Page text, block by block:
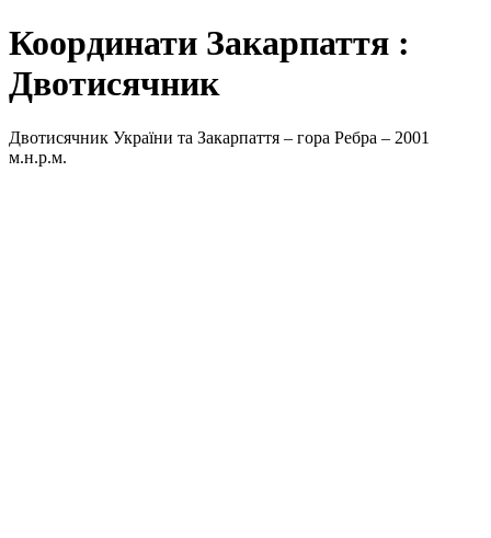
Координати Закарпаття :
Двотисячник
Двотисячник України та Закарпаття – гора Ребра – 2001
м.н.р.м.